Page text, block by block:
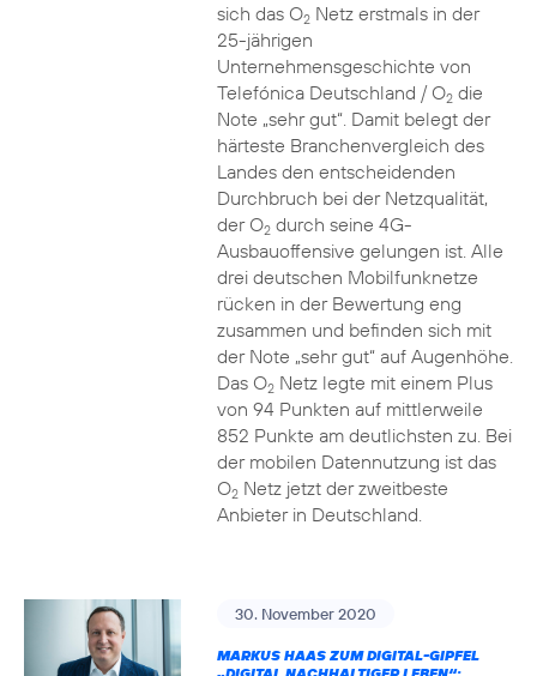
sich das O2Netz erstmals in der
25-jährigen
Unternehmensgeschichte von
Telefónica Deutschland / O2die
Note „sehr gut“. Damit belegt der
härteste Branchenvergleich des
Landes den entscheidenden
Durchbruch bei der Netzqualität,
der O2durch seine 4G-
Ausbauoffensive gelungen ist. Alle
drei deutschen Mobilfunknetze
rücken in der Bewertung eng
zusammen und befinden sich mit
der Note „sehr gut“ auf Augenhöhe.
Das O2Netz legte mit einem Plus
von 94 Punkten auf mittlerweile
852 Punkte am deutlichsten zu. Bei
der mobilen Datennutzung ist das
O2Netz jetzt der zweitbeste
Anbieter in Deutschland.
30. November 2020
MARKUS HAAS ZUM DIGITAL-GIPFEL